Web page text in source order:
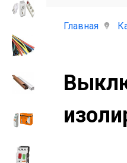
Главная